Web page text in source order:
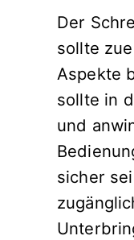
Der
sollte
Aspekte
sollte in
und
sicher